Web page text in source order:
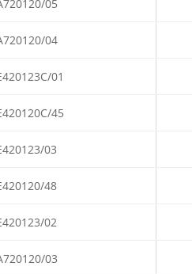
05
04
01
45
03
48
02
03